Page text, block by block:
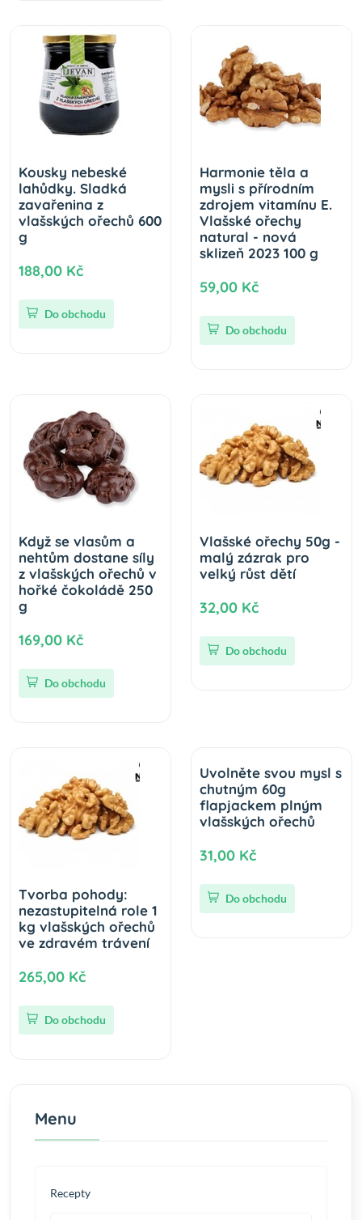
Kousky nebeské
lahůdky. Sladká
zavařenina z
vlašských ořechů 600
g
188,00 Kč
Do obchodu
Harmonie těla a
mysli s přírodním
zdrojem vitamínu E.
Vlašské ořechy
natural - nová
sklizeň 2023 100 g
59,00 Kč
Do obchodu
Když se vlasům a
nehtům dostane síly
z vlašských ořechů v
hořké čokoládě 250
g
169,00 Kč
Do obchodu
Vlašské ořechy 50g -
malý zázrak pro
velký růst dětí
32,00 Kč
Do obchodu
Tvorba pohody:
nezastupitelná role 1
kg vlašských ořechů
ve zdravém trávení
265,00 Kč
Do obchodu
Uvolněte svou mysl s
chutným 60g
flapjackem plným
vlašských ořechů
31,00 Kč
Do obchodu
Menu
Recepty